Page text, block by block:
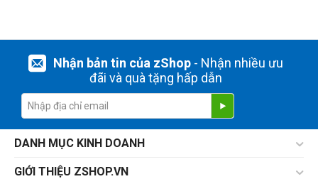
Nhận bản tin của zShop- Nhận nhiều ưu
đãi và quà tặng hấp dẫn
DANH MỤC KINH DOANH
GIỚI THIỆU ZSHOP.VN